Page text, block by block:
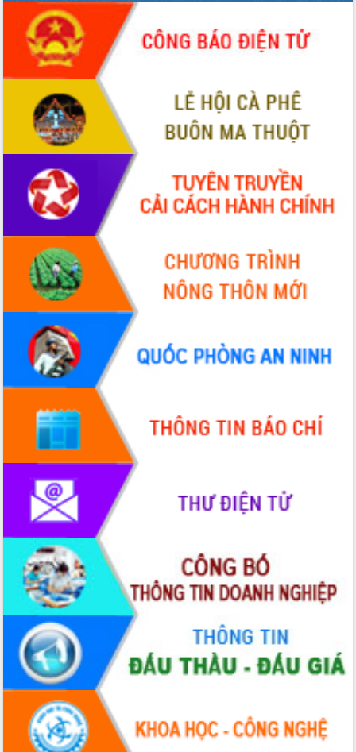
để phát triển du lịch Đắk Lắk
Khởi động Dự án Đầu tư xây dựng hạ
tầng kỹ thuật Cụm công nghiệp Tân
Gặp mặt các cơ quan báo chí nhân Kỷ
niệm 101 năm Ngày Báo chí Cách
mạng Việt Nam
Đắk Lắk sơ kết 4 năm triển khai thực
hiện Đề án 06 của Chính phủ
Họp báo thông tin về Hội nghị Công bố
Quy hoạch và Xúc tiến đầu tư tỉnh Đắk
Lắk
Khơi thông điểm nghẽn, đẩy nhanh
giải ngân vốn khắc phục thiên tai
HĐND tỉnh thông qua điều chỉnh Quy
hoạch tỉnh thời kỳ 2021-2030
Hội thảo góp ý hồ sơ điều chỉnh quy
hoạch tỉnh Đắk Lắk thời kỳ 2021-2030,
tầm nhìn đến năm 2050
Nâng cao hiệu quả hoạt động của các
doanh nghiệp nhà nước
Hội nghị triển khai kết nối mạng
truyền số liệu chuyên dùng phục vụ cơ
quan Đảng, Nhà nước
Lễ phát động chuỗi hoạt động chung
tay làm sạch môi trường
Xã Ea Kar bước chuyển mình trong
công tác cải cách hành chính mô hình
UBND tỉnh họp báo định kỳ tháng 4
năm 2026
Hội thảo khoa học “Giải pháp thúc đẩy
phát triển nền kinh tế xanh tại tỉnh
Đắk Lắk”
Tăng cường giám sát, đôn đốc thực
hiện nhiệm vụ quản lý tài sản công
hàng tuần
Tháo gỡ những vướng mắc, đẩy mạnh
công tác cải cách thủ tục hành chính
tại Trung tâm Phục vụ hành chính
công tỉnh
Đắk Lắk: Tôn vinh 46 giải pháp tại Hội
thi Sáng tạo Kỹ thuật 2024 - 2025